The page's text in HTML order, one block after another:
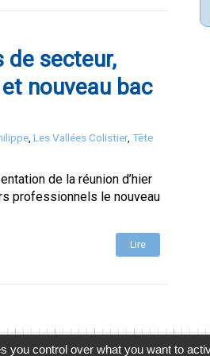
de secteur,
nouveau bac
, Les Vallées Colistier, Tête
de la réunion d’hier
professionnels le nouveau
Lire
you control over what you want to